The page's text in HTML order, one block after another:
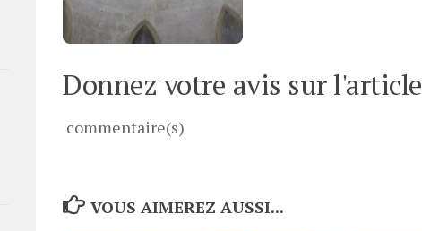
Donnez votre avis sur l'article
commentaire(s)
VOUS AIMEREZ AUSSI...